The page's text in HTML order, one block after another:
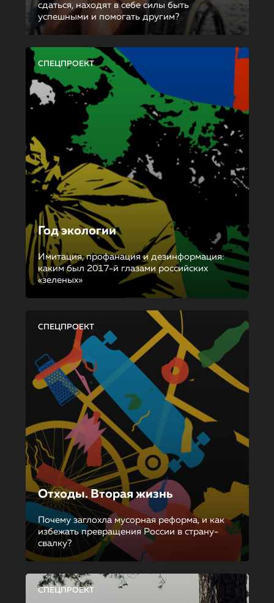
сдаться, находят в себе силы быть
успешными и помогать другим?
СПЕЦПРОЕКТ
Год экологии
Имитация, профанация и дезинформация:
каким был 2017-й глазами российских
«зеленых»
СПЕЦПРОЕКТ
Отходы. Вторая жизнь
Почему заглохла мусорная реформа, и как
избежать превращения России в страну-
свалку?
СПЕЦПРОЕКТ